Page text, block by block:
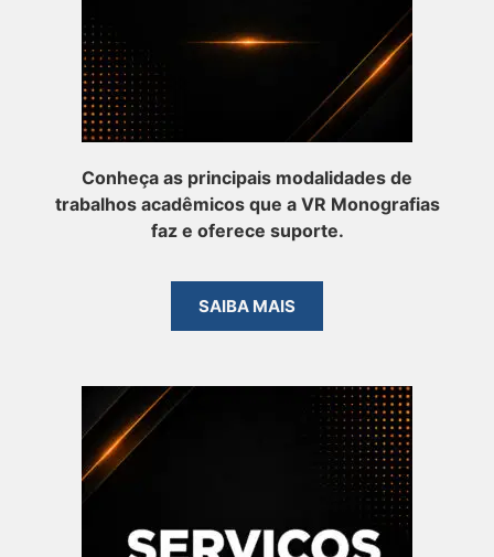
Conheça as principais modalidades de
trabalhos acadêmicos que a VR Monografias
faz e oferece suporte.
SAIBA MAIS